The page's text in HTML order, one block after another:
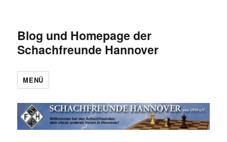
Blog und Homepage der
Schachfreunde Hannover
MENÜ